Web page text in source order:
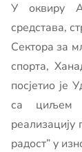
У оквиру
средстава,
Сектора за
спорта,
посјетио је
са циљем
реализацију
радост” у